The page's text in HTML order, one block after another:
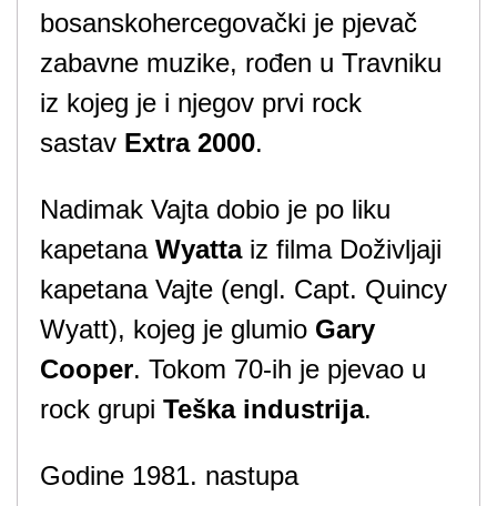
bosanskohercegovački je pjevač
zabavne muzike, rođen u Travniku
iz kojeg je i njegov prvi rock
sastav Extra 2000.
Nadimak Vajta dobio je po liku
kapetanaWyattaiz filma Doživljaji
kapetana Vajte (engl. Capt. Quincy
Wyatt), kojeg je glumio Gary
Cooper. Tokom 70-ih je pjevao u
rock grupi Teška industrija.
Godine 1981. nastupa